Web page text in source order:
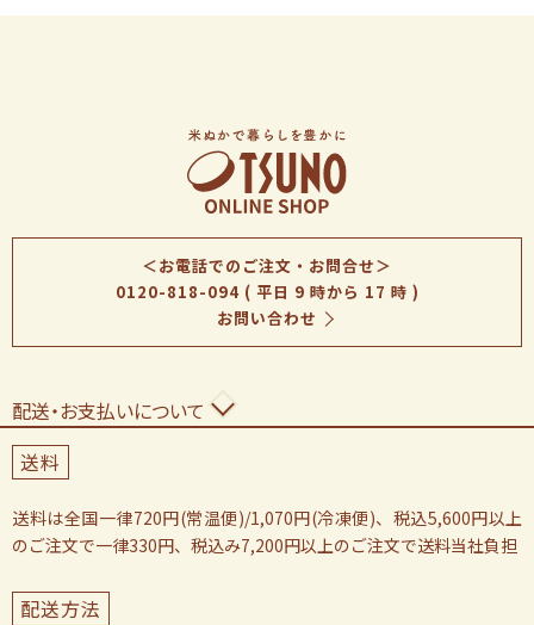
＜お電話でのご注文・お問合せ＞
0120-818-094( 平日 9 時から 17 時 )
お問い合わせ
配送・お支払いについて
送料
送料は全国一律720円(常温便)/1,070円(冷凍便)、税込5,600円以上
のご注文で一律330円、税込み7,200円以上のご注文で送料当社負担
配送方法